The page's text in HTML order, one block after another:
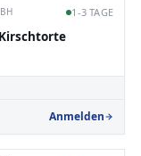
1-3 TAGE
Anmelden